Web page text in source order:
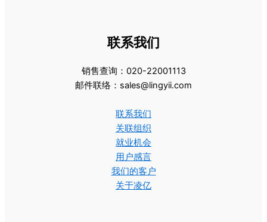
联系我们
销售查询：020-22001113
邮件联络：sales@lingyii.com
联系我们
关联组织
就业机会
用户感言
我们的客户
关于凌亿